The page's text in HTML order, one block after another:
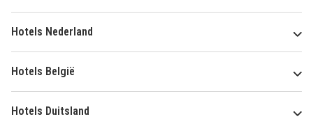
Hotels Nederland
Hotels België
Hotels Duitsland